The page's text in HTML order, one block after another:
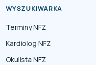
WYSZUKIWARKA
Terminy NFZ
Kardiolog NFZ
Okulista NFZ